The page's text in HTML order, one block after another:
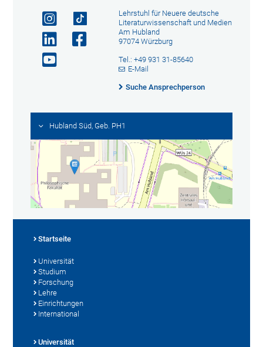
Lehrstuhl für Neuere deutsche
Literaturwissenschaft und Medien
Am Hubland
97074 Würzburg
Tel.: +49 931 31-85640
E-Mail
Suche Ansprechperson
Hubland Süd, Geb. PH1
Startseite
Universität
Studium
Forschung
Lehre
Einrichtungen
International
Universität